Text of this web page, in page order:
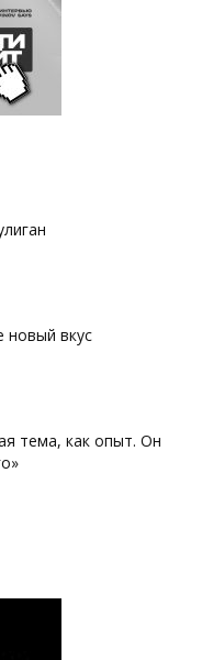
новый вкус
тема, как опыт. Он